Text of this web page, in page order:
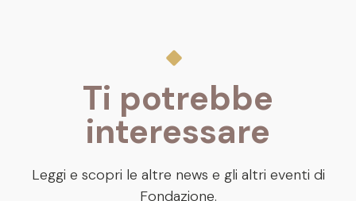
Ti potrebbe
interessare
Leggi e scopri le altre news e gli altri eventi di
Fondazione.